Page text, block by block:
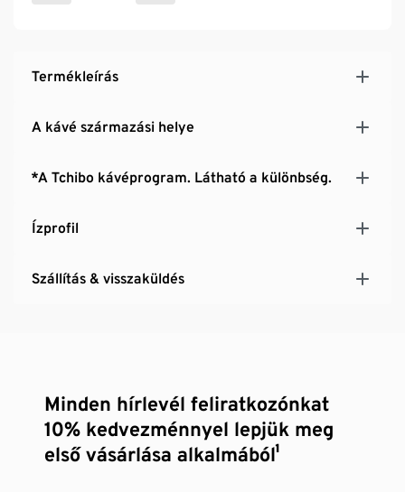
Termékleírás
A kávé származási helye
*A Tchibo kávéprogram. Látható a különbség.
Ízprofil
Szállítás & visszaküldés
Minden hírlevél feliratkozónkat
10% kedvezménnyel lepjük meg
első vásárlása alkalmából¹